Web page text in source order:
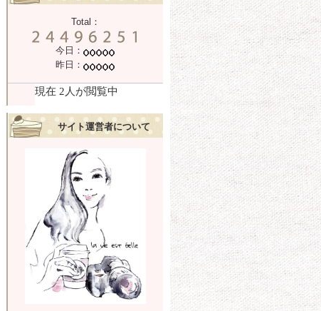
Total：
今日：
昨日：
サイト運営者について